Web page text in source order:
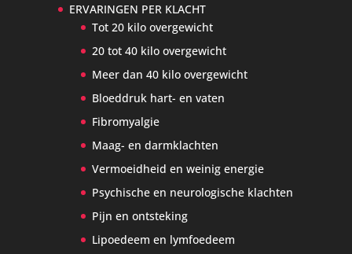
ERVARINGEN PER KLACHT
Tot 20 kilo overgewicht
20 tot 40 kilo overgewicht
Meer dan 40 kilo overgewicht
Bloeddruk hart- en vaten
Fibromyalgie
Maag- en darmklachten
Vermoeidheid en weinig energie
Psychische en neurologische klachten
Pijn en ontsteking
Lipoedeem en lymfoedeem